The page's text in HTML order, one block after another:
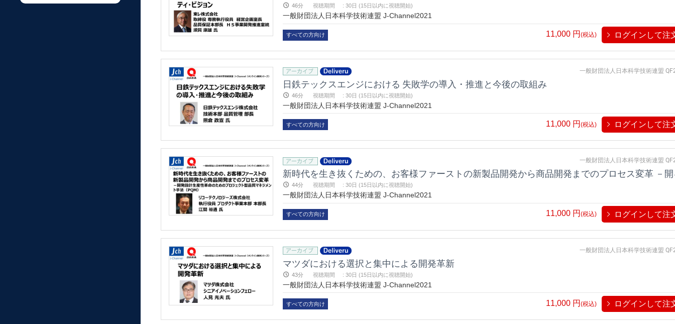
46分 視聴期間 : 30日 (15日以内に視聴開始)
一般財団法人日本科学技術連盟 J-Channel2021
すべての方向け 11,000 円 (税込) ログインして注
一般財団法人日本科学技術連盟
日鉄テックスエンジにおける 失敗学の導入・推進と今後の取組み
46分 視聴期間 : 30日 (15日以内に視聴開始)
一般財団法人日本科学技術連盟 J-Channel2021
すべての方向け 11,000 円(税込) ログインして注
一般財団法人日本科学技術連盟
44分 視聴期間 : 30日 (15日以内に視聴開始)
一般財団法人日本科学技術連盟 J-Channel2021
すべての方向け 11,000 円(税込) ログインして注
一般財団法人日本科学技術連盟
マツダにおける選択と集中による開発革新
43分 視聴期間 : 30日 (15日以内に視聴開始)
一般財団法人日本科学技術連盟 J-Channel2021
すべての方向け 11,000 円(税込) ログインして注